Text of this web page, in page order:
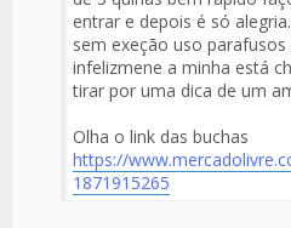
entrar e depois é só
sem exeção uso
infelizmene a minha está
tirar por uma dica de um
Olha o link das buchas
https://
1871915265